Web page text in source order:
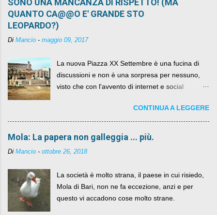
SONO UNA MANCANZA DI RISPETTO! (MA
QUANTO CA@@O E' GRANDE STO
LEOPARDO?)
Di Mancio - maggio 09, 2017
La nuova Piazza XX Settembre è una fucina di
discussioni e non è una sorpresa per nessuno,
visto che con l'avvento di internet e social
sua lasciandone anche traccia scritta nel web.
CONTINUA A LEGGERE
Mola: La papera non galleggia ... più.
Di Mancio - ottobre 26, 2018
La società è molto strana, il paese in cui risiedo,
Mola di Bari, non ne fa eccezione, anzi e per
questo vi accadono cose molto strane.